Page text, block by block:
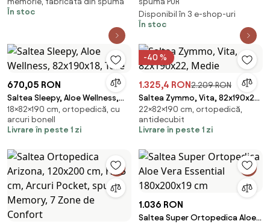
gel, Alb
În stoc
Disponibil în 3 e-shop-uri
În stoc
670,05 RON
Saltea Sleepy, Aloe Wellness,
82x190x18, Tare
18×82×190 cm, ortopedică, cu
arcuri bonell
Livrare în peste 1 zi
-40 %
1.325,4 RON2.209 RON
Saltea Zymmo, Vita, 82x190x22,
Medie
22×82×190 cm, ortopedică,
antidecubit
Livrare în peste 1 zi
1.036 RON
Saltea Super Ortopedica Aloe